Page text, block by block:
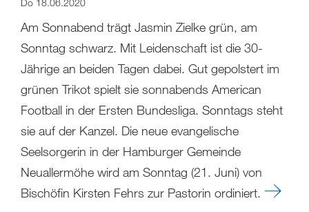
Do 18.06.2020
Am Sonnabend trägt Jasmin Zielke grün, am
Sonntag schwarz. Mit Leidenschaft ist die 30-
Jährige an beiden Tagen dabei. Gut gepolstert im
grünen Trikot spielt sie sonnabends American
Football in der Ersten Bundesliga. Sonntags steht
sie auf der Kanzel. Die neue evangelische
Seelsorgerin in der Hamburger Gemeinde
Neuallermöhe wird am Sonntag (21. Juni) von
Bischöfin Kirsten Fehrs zur Pastorin ordiniert.